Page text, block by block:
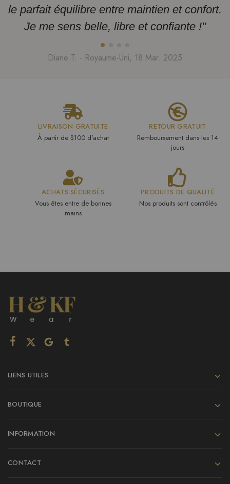
le parfait équilibre entre maintien et confort.
Je me sens belle, libre et confiante !"
Diane T. - Royaume-Uni, 18 Mar. 2025
LIVRAISON GRATUITE
À partir de $100 d'achat
RETOUR GRATUIT
Remboursement dans les 14
jours
ACHATS SÉCURISÉS
Vous êtes entre de bonnes
mains
PRODUITS DE QUALITÉ
Nos produits sont contrôlés
LIENS UTILES
BOUTIQUE
INFORMATION
CONTACT